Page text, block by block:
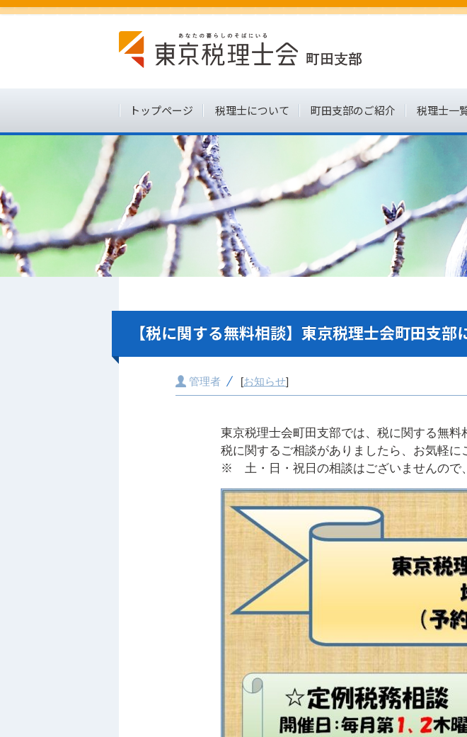
トップページ 税理士について 町田支部のご紹介 税理士一
【税に関する無料相談】東京税理士会町田支
管理者 [お知らせ]
東京税理士会町田支部では、税に関する無料
税に関するご相談がありましたら、お気軽に
※ 土・日・祝日の相談はございませんので